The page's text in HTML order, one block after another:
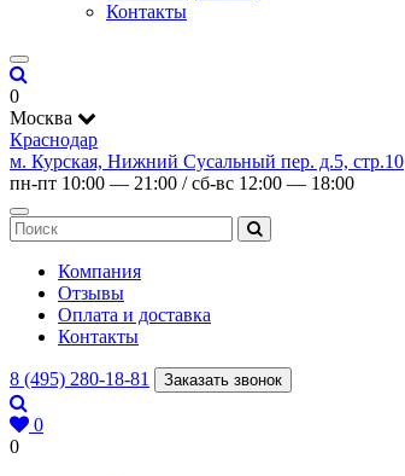
Контакты
0
Москва
Краснодар
м. Курская, Нижний Сусальный пер. д.5, стр.10
пн-пт 10:00 — 21:00 / сб-вс 12:00 — 18:00
Компания
Отзывы
Оплата и доставка
Контакты
8 (495) 280-18-81 Заказать звонок
0
0